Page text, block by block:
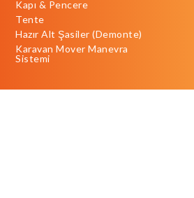
Kapı & Pencere
Tente
Hazır Alt Şasiler (Demonte)
Karavan Mover Manevra
Sistemi